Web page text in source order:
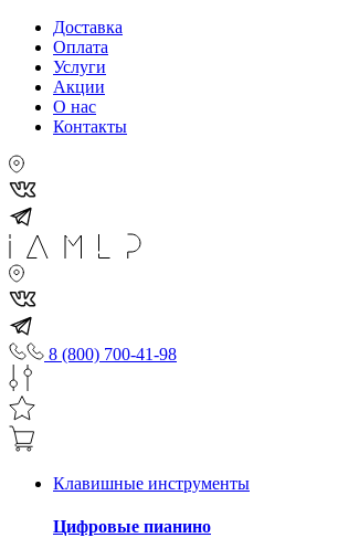
Доставка
Оплата
Услуги
Акции
О нас
Контакты
8 (800) 700-41-98
Клавишные инструменты
Цифровые пианино